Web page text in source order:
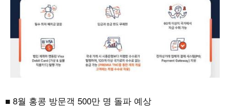
■ 8월 홍콩 방문객 500만 명 돌파 예상